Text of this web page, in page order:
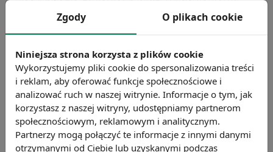
dlaczego nie może to zostać zrobione od razu.
informacji zwrotnej, może skutecznie
zniechęcić ich do brania udziału w dalszych
badaniach i wyrażaniu opinii o istotnych
aspektach działania firmy. Zatem, już
rozpoczynając badanie należy zaplanować
podjęcie konkretnych działań w oparciu o
Zgody O plikach cookie
Niniejsza strona korzysta z plików cookie
Wykorzystujemy pliki cookie do spersonalizowania treści
i reklam, aby oferować funkcje społecznościowe i
analizować ruch w naszej witrynie. Informacje o tym, jak
korzystasz z naszej witryny, udostępniamy partnerom
społecznościowym, reklamowym i analitycznym.
Partnerzy mogą połączyć te informacje z innymi danymi
otrzymanymi od Ciebie lub uzyskanymi podczas